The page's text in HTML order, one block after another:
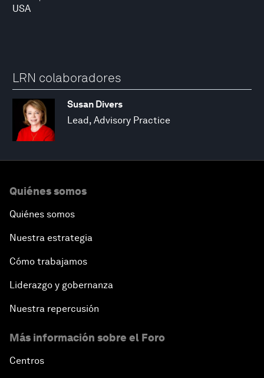
USA
LRN colaboradores
Susan Divers
Lead, Advisory Practice
Quiénes somos
Quiénes somos
Nuestra estrategia
Cómo trabajamos
Liderazgo y gobernanza
Nuestra repercusión
Más información sobre el Foro
Centros